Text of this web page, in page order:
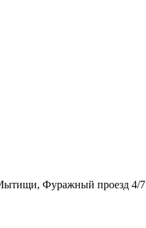
Фуражный проезд 4/7